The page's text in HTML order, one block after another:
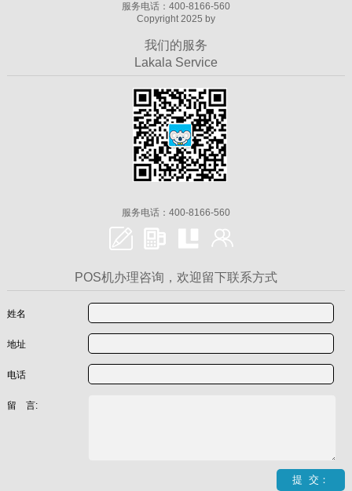
服务电话：400-8166-560
Copyright 2025 by
我们的服务
Lakala Service
服务电话：400-8166-560
POS机办理咨询，欢迎留下联系方式
姓名
地址
电话
留 言: